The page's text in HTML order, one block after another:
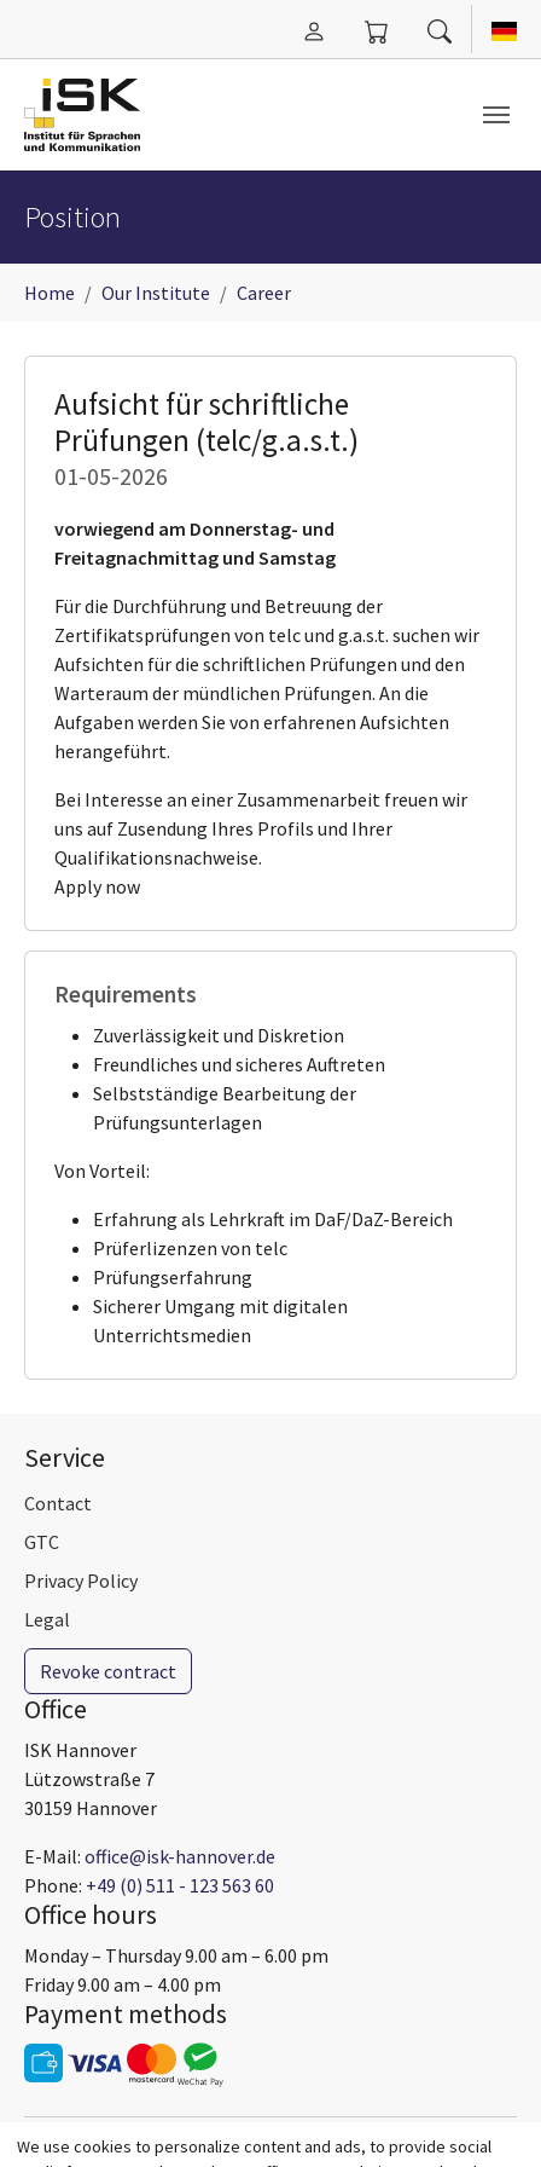
Skip to main content
Position
Home Our Institute Career
Aufsicht für schriftliche
Prüfungen (telc/g.a.s.t.)
01-05-2026
vorwiegend am Donnerstag- und
Freitagnachmittag und Samstag
Für die Durchführung und Betreuung der
Zertifikatsprüfungen von telc und g.a.s.t. suchen wir
Aufsichten für die schriftlichen Prüfungen und den
Warteraum der mündlichen Prüfungen. An die
Aufgaben werden Sie von erfahrenen Aufsichten
herangeführt.
Bei Interesse an einer Zusammenarbeit freuen wir
uns auf Zusendung Ihres Profils und Ihrer
Qualifikationsnachweise.
Apply now
Requirements
Zuverlässigkeit und Diskretion
Freundliches und sicheres Auftreten
Selbstständige Bearbeitung der
Prüfungsunterlagen
Von Vorteil:
Erfahrung als Lehrkraft im DaF/DaZ-Bereich
Prüferlizenzen von telc
Prüfungserfahrung
Sicherer Umgang mit digitalen
Unterrichtsmedien
Service
Contact
GTC
Privacy Policy
Legal
Revoke contract
Office
ISK Hannover
Lützowstraße 7
30159 Hannover
E-Mail: office@isk-hannover.de
Phone: +49 (0) 511 - 123 563 60
Office hours
Monday – Thursday 9.00 am – 6.00 pm
Friday 9.00 am – 4.00 pm
Payment methods
We use cookies to personalize content and ads, to provide social